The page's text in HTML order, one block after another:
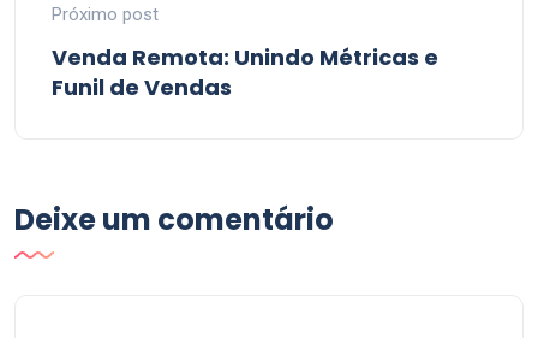
Próximo post
Venda Remota: Unindo Métricas e
Funil de Vendas
Deixe um comentário